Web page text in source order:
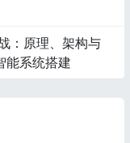
：原理、架构与
能系统搭建